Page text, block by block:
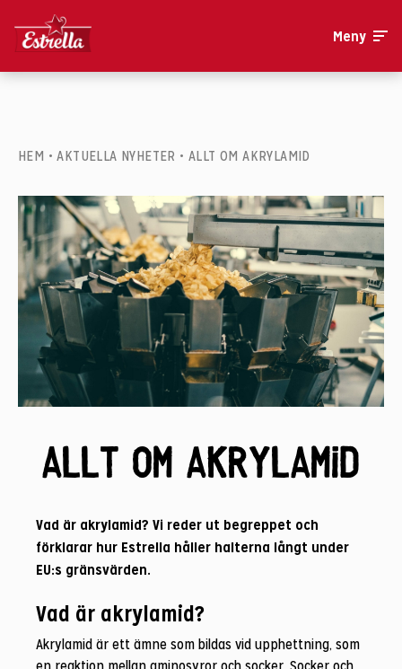
Meny
HEM •AKTUELLA NYHETER •ALLT OM AKRYLAMID
Allt om akrylamid
Vad är akrylamid? Vi reder ut begreppet och
förklarar hur Estrella håller halterna långt under
EU:s gränsvärden.
Vad är akrylamid?
Akrylamid är ett ämne som bildas vid upphettning, som
en reaktion mellan aminosyror och socker. Socker och